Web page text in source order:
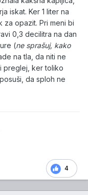
iskat. Ker 1 liter na
za opazit. Pri meni bi
0,3 decilitra na dan
(ne sprašuj, kako
na tla, da niti ne
preglej, ker toliko
da sploh ne
4